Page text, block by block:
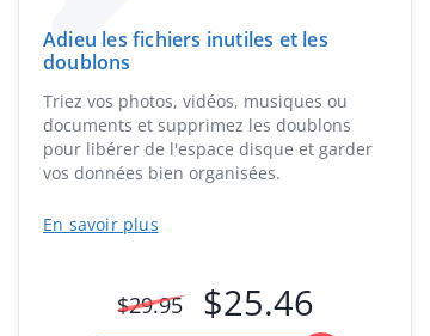
Adieu les fichiers inutiles et les
doublons
Triez vos photos, vidéos, musiques ou
documents et supprimez les doublons
pour libérer de l'espace disque et garder
vos données bien organisées.
En savoir plus
$29.95 $25.46